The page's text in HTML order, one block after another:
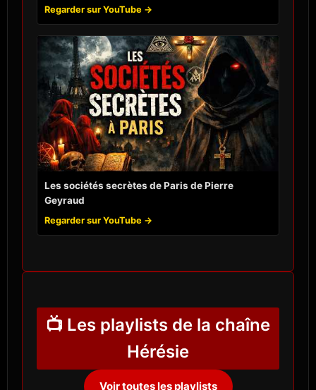
Regarder sur YouTube →
Les sociétés secrètes de Paris de Pierre
Geyraud
Regarder sur YouTube →
📺 Les playlists de la chaîne
Hérésie
Voir toutes les playlists